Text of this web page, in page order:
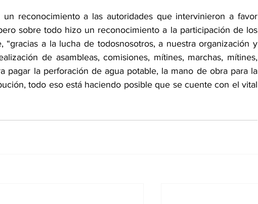
reconocimiento a las autoridades que intervinieron a favor
sobre todo hizo un reconocimiento a la participación de los
“gracias a la lucha de todosnosotros, a nuestra organización y
de asambleas, comisiones, mítines, marchas, mítines,
pagar la perforación de agua potable, la mano de obra para la
todo eso está haciendo posible que se cuente con el vital